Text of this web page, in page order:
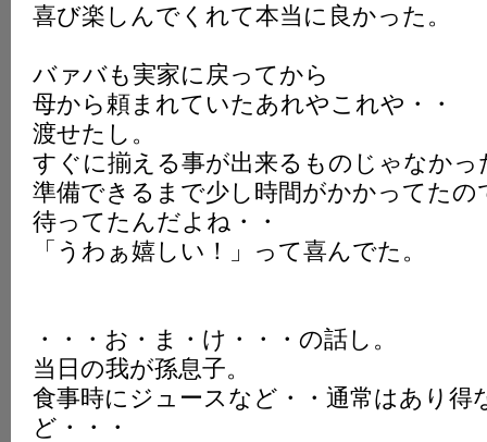
喜び楽しんでくれて本当に良かった。
バァバも実家に戻ってから
母から頼まれていたあれやこれや・・
渡せたし。
すぐに揃える事が出来るものじゃなかっ
準備できるまで少し時間がかかってたの
待ってたんだよね・・
「うわぁ嬉しい！」って喜んでた。
・・・お・ま・け・・・の話し。
当日の我が孫息子。
食事時にジュースなど・・通常はあり得
ど・・・